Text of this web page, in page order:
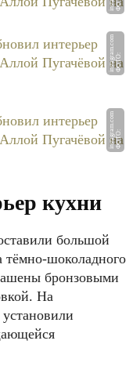
Ф
О
Т
О:
i
n
st
a
g
r
a
m.
c
o
m
Ф
О
Т
О:
i
n
st
a
g
r
a
m.
c
o
m
кухни
большой
тёмно-шоколадного
бронзовыми
На